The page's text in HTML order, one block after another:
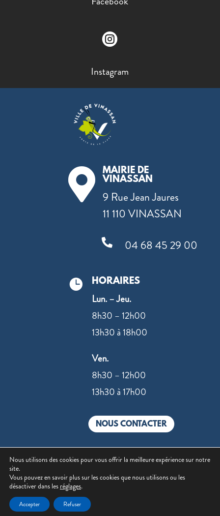

Instagram

MAIRIE DE
VINASSAN
9 Rue Jean Jaures
11 110 VINASSAN
 04 68 45 29 00
 HORAIRES
Lun. – Jeu.
8h30 – 12h00
13h30 à 18h00
Ven.
8h30 – 12h00
13h30 à 17h00
NOUS CONTACTER
©2022 –Mentions légales
confidentialité| Site réalisé par
Nous utilisons des cookies pour vous offrir la meilleure expérience sur notre
site.
Vous pouvez en savoir plus sur les cookies que nous utilisons ou les
désactiver dans les réglages.
Accepter Refuser